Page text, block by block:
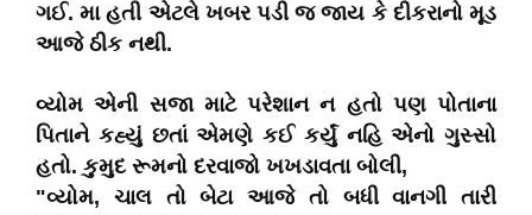
ગઈ. મા હતી એટલે ખબર પડી જ જાય કે દીકરાનો મૂડ
આજે ઠીક નથી.
વ્યોમ એની સજા માટે પરેશાન ન હતો પણ પોતાના
પિતાને કહ્યું છતાં એમણે કઈ કર્યું નહિ એનો ગુસ્સો
હતો. કુમુદ રૂમનો દરવાજો ખખડાવતા બોલી,
"વ્યોમ, ચાલ તો બેટા આજે તો બધી વાનગી તારી